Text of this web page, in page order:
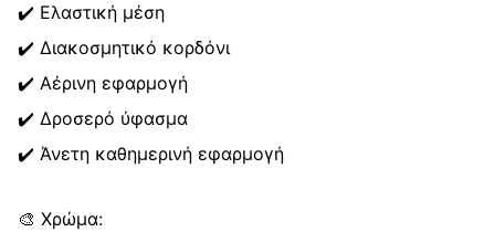
✔️ Ελαστική μέση
✔️ Διακοσμητικό κορδόνι
✔️ Αέρινη εφαρμογή
✔️ Δροσερό ύφασμα
✔️ Άνετη καθημερινή εφαρμογή
🎨 Χρώμα: